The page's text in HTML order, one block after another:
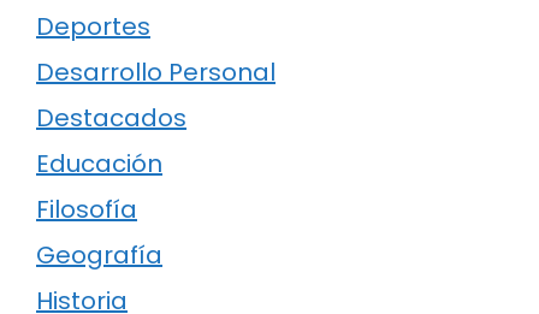
Deportes
Desarrollo Personal
Destacados
Educación
Filosofía
Geografía
Historia